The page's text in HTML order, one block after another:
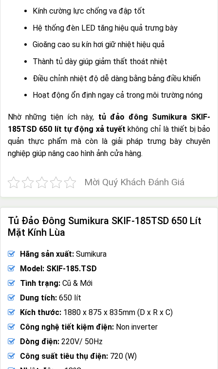
Kính cường lực chống va đập tốt
Hệ thống đèn LED tăng hiệu quả trưng bày
Gioăng cao su kín hơi giữ nhiệt hiệu quả
Thành tủ dày giúp giảm thất thoát nhiệt
Điều chỉnh nhiệt độ dễ dàng bằng bảng điều khiển
Hoạt động ổn định ngay cả trong môi trường nóng
Nhờ những tiện ích này, tủ đảo đông Sumikura SKIF-
185TSD 650 lít tự động xả tuyết không chỉ là thiết bị bảo
quản thực phẩm mà còn là giải pháp trưng bày chuyên
nghiệp giúp nâng cao hình ảnh cửa hàng.
Mời Quý Khách Đánh Giá
Tủ Đảo Đông Sumikura SKIF-185TSD 650 Lít
Mặt Kính Lùa
Hãng sản xuất: Sumikura
Model: SKIF-185.TSD
Tình trạng: Cũ & Mới
Dung tích: 650 lít
Kích thước: 1880 x 875 x 835mm (D x R x C)
Công nghệ tiết kiệm điện: Non inverter
Dòng điện: 220V/ 50Hz
Công suất tiêu thụ điện: 720 (W)